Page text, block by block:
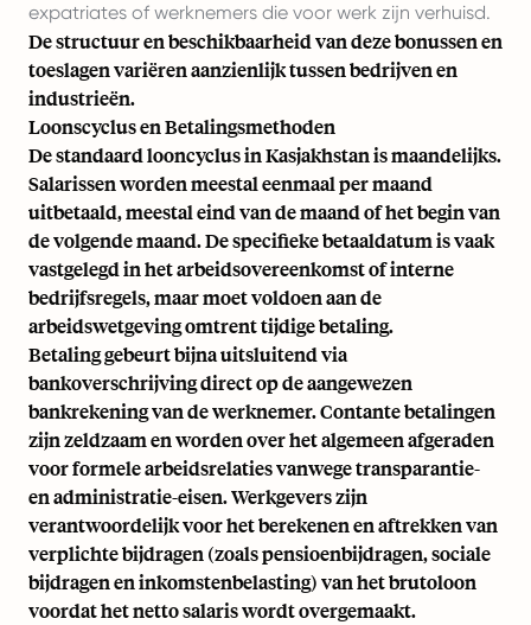
expatriates of werknemers die voor werk zijn verhuisd.
De structuur en beschikbaarheid van deze bonussen en
toeslagen variëren aanzienlijk tussen bedrijven en
industrieën.
Loonscyclus en Betalingsmethoden
De standaard looncyclus in Kasjakhstan is maandelijks.
Salarissen worden meestal eenmaal per maand
uitbetaald, meestal eind van de maand of het begin van
de volgende maand. De specifieke betaaldatum is vaak
vastgelegd in het arbeidsovereenkomst of interne
bedrijfsregels, maar moet voldoen aan de
arbeidswetgeving omtrent tijdige betaling.
Betaling gebeurt bijna uitsluitend via
bankoverschrijving direct op de aangewezen
bankrekening van de werknemer. Contante betalingen
zijn zeldzaam en worden over het algemeen afgeraden
voor formele arbeidsrelaties vanwege transparantie-
en administratie-eisen. Werkgevers zijn
verantwoordelijk voor het berekenen en aftrekken van
verplichte bijdragen (zoals pensioenbijdragen, sociale
bijdragen en inkomstenbelasting) van het brutoloon
voordat het netto salaris wordt overgemaakt.